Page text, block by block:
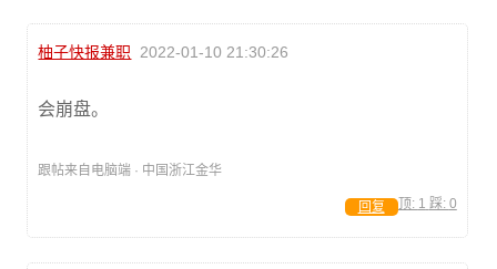
柚子快报兼职 2022-01-10 21:30:26
会崩盘。
跟帖来自电脑端 · 中国浙江金华
顶: 1 踩: 0
回复